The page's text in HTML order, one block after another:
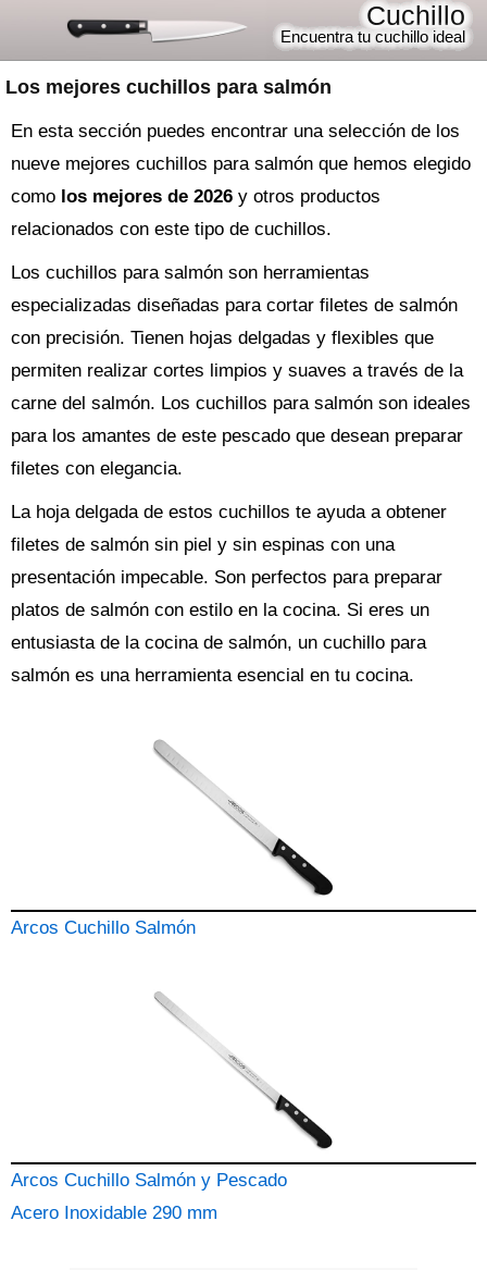
Los mejores cuchillos para salmón
Cuchillo
Encuentra tu cuchillo ideal
En esta sección puedes encontrar una selección de los
nueve mejores cuchillos para salmón que hemos elegido
como los mejores de 2026 y otros productos
relacionados con este tipo de cuchillos.
Los cuchillos para salmón son herramientas
especializadas diseñadas para cortar filetes de salmón
con precisión. Tienen hojas delgadas y flexibles que
permiten realizar cortes limpios y suaves a través de la
carne del salmón. Los cuchillos para salmón son ideales
para los amantes de este pescado que desean preparar
filetes con elegancia.
La hoja delgada de estos cuchillos te ayuda a obtener
filetes de salmón sin piel y sin espinas con una
presentación impecable. Son perfectos para preparar
platos de salmón con estilo en la cocina. Si eres un
entusiasta de la cocina de salmón, un cuchillo para
salmón es una herramienta esencial en tu cocina.
Arcos Cuchillo Salmón
Arcos Cuchillo Salmón y Pescado
Acero Inoxidable 290 mm